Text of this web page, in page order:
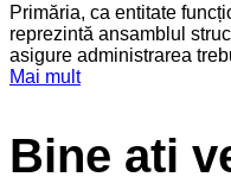
Primăria, ca entitate
reprezintă ansamblul
asigure administrarea
Mai mult
Bine ati